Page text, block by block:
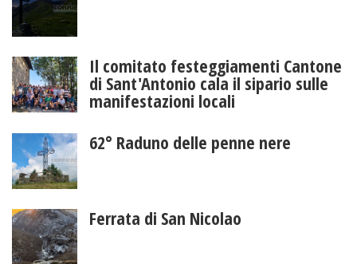
Il comitato festeggiamenti Cantone
di Sant'Antonio cala il sipario sulle
manifestazioni locali
62° Raduno delle penne nere
Ferrata di San Nicolao